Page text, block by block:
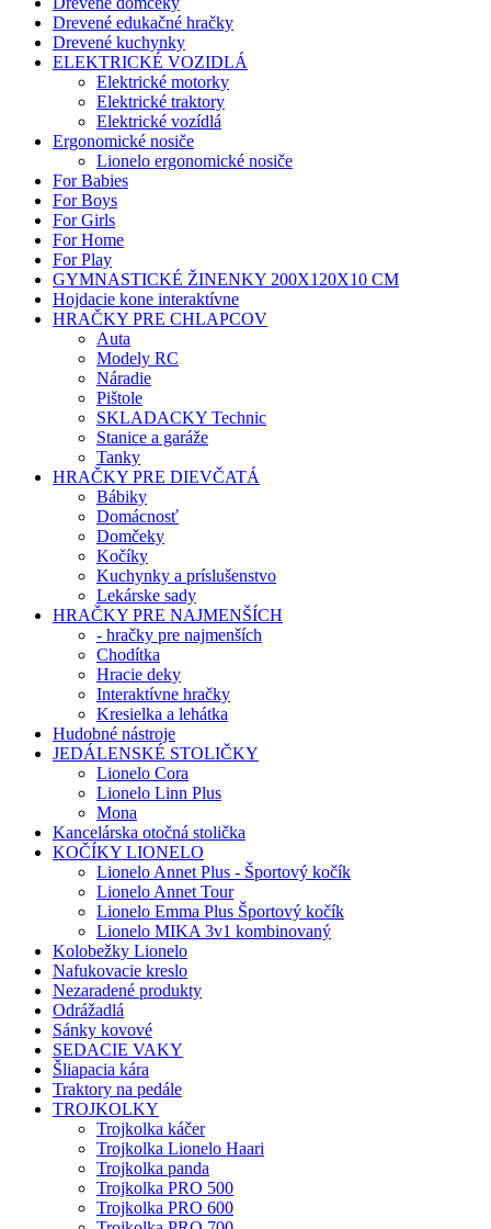
Drevené edukačné hračky
Drevené kuchynky
ELEKTRICKÉ VOZIDLÁ
Elektrické motorky
Elektrické traktory
Elektrické vozídlá
Ergonomické nosiče
Lionelo ergonomické nosiče
For Babies
For Boys
For Girls
For Home
For Play
GYMNASTICKÉ ŽINENKY 200X120X10 CM
Hojdacie kone interaktívne
HRAČKY PRE CHLAPCOV
Auta
Modely RC
Náradie
Pištole
SKLADACKY Technic
Stanice a garáže
Tanky
HRAČKY PRE DIEVČATÁ
Bábiky
Domácnosť
Domčeky
Kočíky
Kuchynky a príslušenstvo
Lekárske sady
HRAČKY PRE NAJMENŠÍCH
- hračky pre najmenších
Chodítka
Hracie deky
Interaktívne hračky
Kresielka a lehátka
Hudobné nástroje
JEDÁLENSKÉ STOLIČKY
Lionelo Cora
Lionelo Linn Plus
Mona
Kancelárska otočná stolička
KOČÍKY LIONELO
Lionelo Annet Plus - Športový kočík
Lionelo Annet Tour
Lionelo Emma Plus Športový kočík
Lionelo MIKA 3v1 kombinovaný
Kolobežky Lionelo
Nafukovacie kreslo
Nezaradené produkty
Odrážadlá
Sánky kovové
SEDACIE VAKY
Šliapacia kára
Traktory na pedále
TROJKOLKY
Trojkolka káčer
Trojkolka Lionelo Haari
Trojkolka panda
Trojkolka PRO 500
Trojkolka PRO 600